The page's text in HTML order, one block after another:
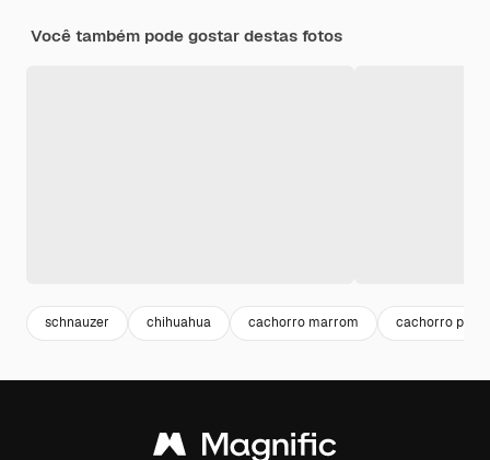
Você também pode gostar destas fotos
schnauzer chihuahua cachorro marrom cachorro preto